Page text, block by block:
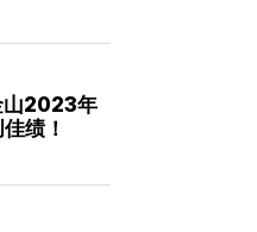
山2023年
绩！